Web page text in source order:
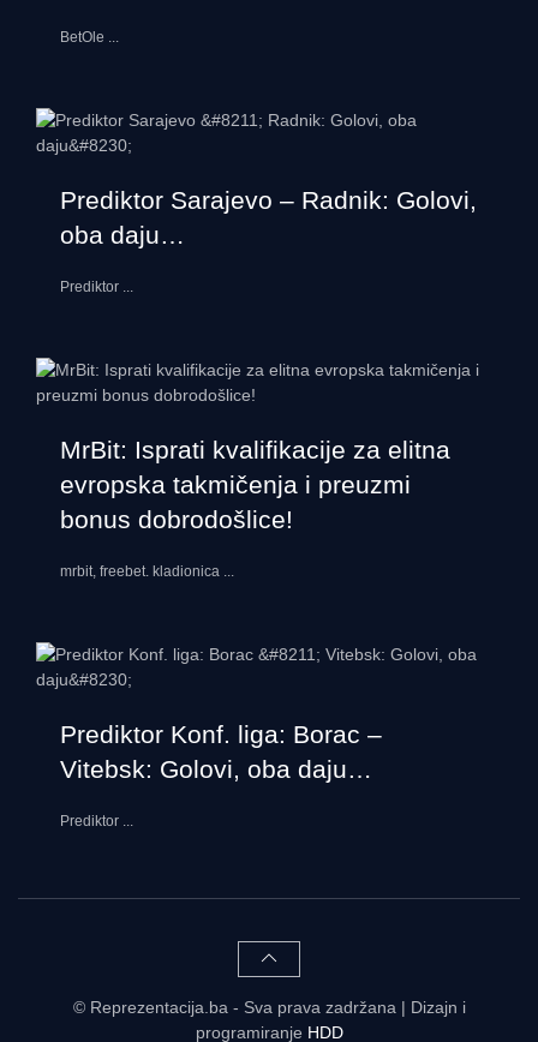
BetOle
Prediktor Sarajevo – Radnik: Golovi,
oba daju…
Prediktor
MrBit: Isprati kvalifikacije za elitna
evropska takmičenja i preuzmi
bonus dobrodošlice!
mrbit, freebet. kladionica
Prediktor Konf. liga: Borac –
Vitebsk: Golovi, oba daju…
Prediktor
© Reprezentacija.ba - Sva prava zadržana | Dizajn i
programiranje HDD